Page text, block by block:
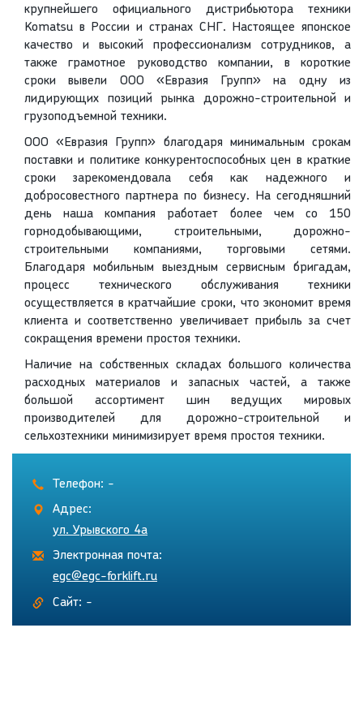
крупнейшего официального дистрибьютора техники
Komatsu в России и странах СНГ. Настоящее японское
качество и высокий профессионализм сотрудников, а
также грамотное руководство компании, в короткие
сроки вывели ООО «Евразия Групп» на одну из
лидирующих позиций рынка дорожно-строительной и
грузоподъемной техники.
ООО «Евразия Групп» благодаря минимальным срокам
поставки и политике конкурентоспособных цен в краткие
сроки зарекомендовала себя как надежного и
добросовестного партнера по бизнесу. На сегодняшний
день наша компания работает более чем со 150
горнодобывающими, строительными, дорожно-
строительными компаниями, торговыми сетями.
Благодаря мобильным выездным сервисным бригадам,
процесс технического обслуживания техники
осуществляется в кратчайшие сроки, что экономит время
клиента и соответственно увеличивает прибыль за счет
сокращения времени простоя техники.
Наличие на собственных складах большого количества
расходных материалов и запасных частей, а также
большой ассортимент шин ведущих мировых
производителей для дорожно-строительной и
сельхозтехники минимизирует время простоя техники.
Телефон: -
Адрес:
ул. Урывского 4а
Электронная почта:
egc@egc-forklift.ru
Сайт: -